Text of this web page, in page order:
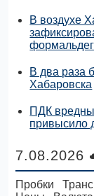
В воздухе
В два раза
Хабаровска
ПДК
привысило
7.08.2026
Пробки